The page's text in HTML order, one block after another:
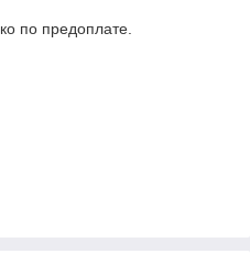
по предоплате.